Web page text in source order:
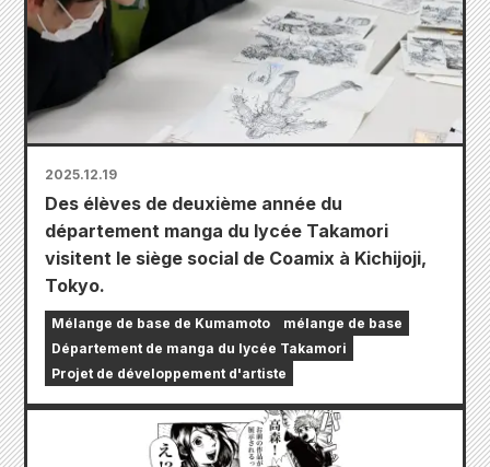
2025.12.19
Des élèves de deuxième année du
département manga du lycée Takamori
visitent le siège social de Coamix à Kichijoji,
Tokyo.
Mélange de base de Kumamoto
mélange de base
Département de manga du lycée Takamori
Projet de développement d'artiste